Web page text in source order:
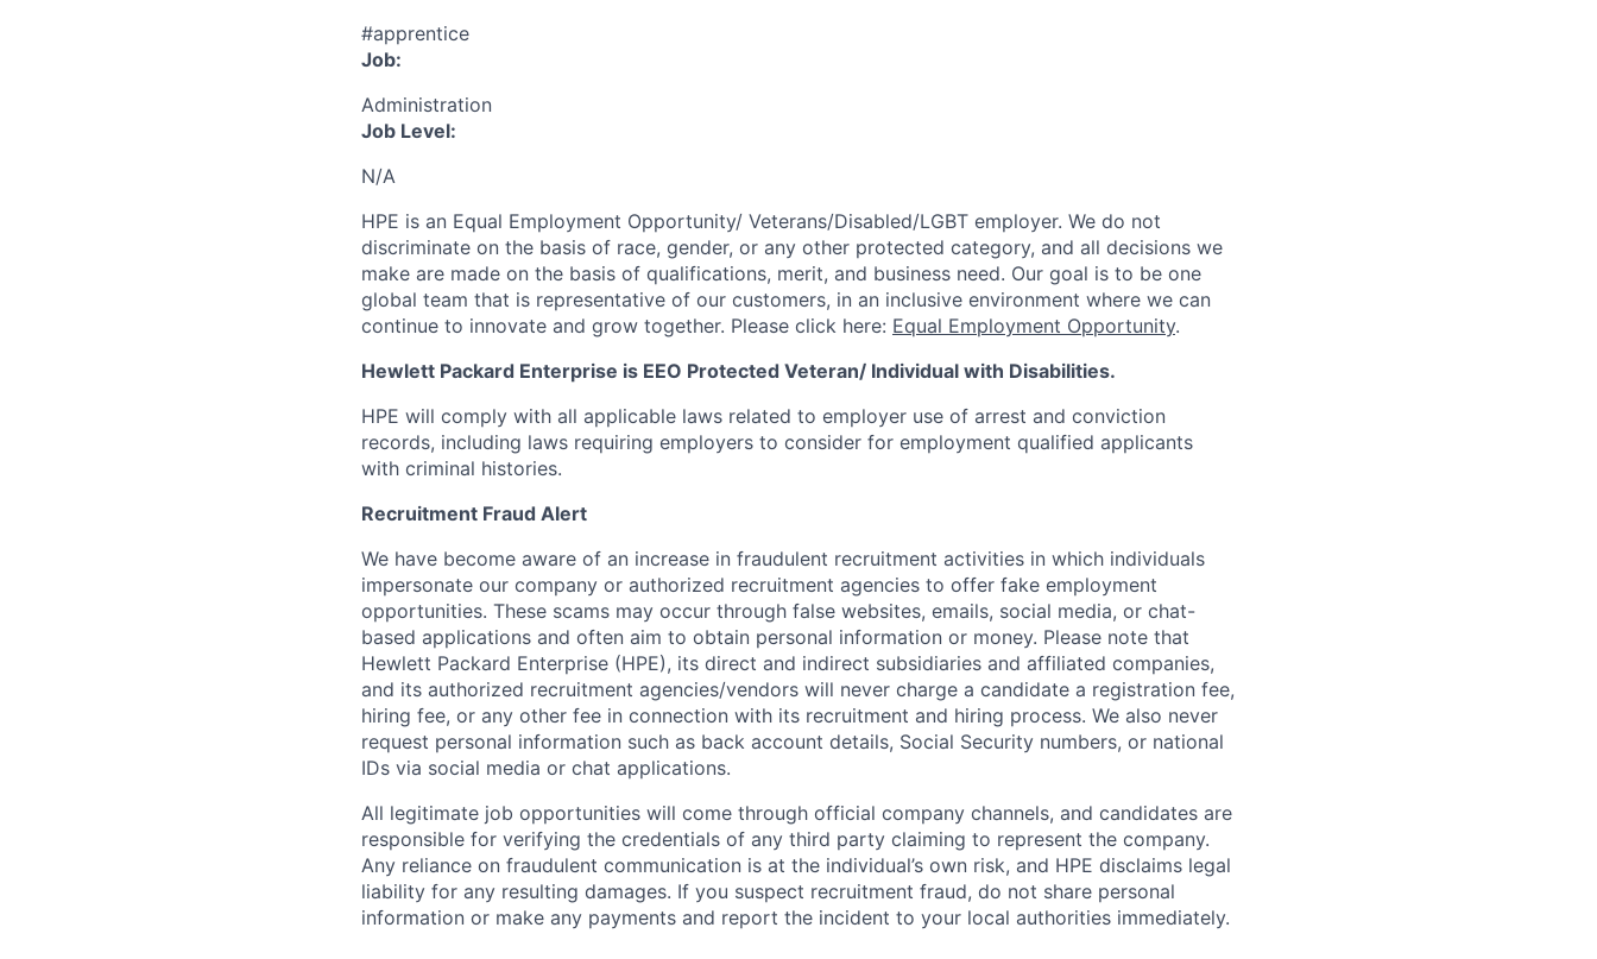
#apprentice
Job:
Administration
Job Level:
N/A
HPE is an Equal Employment Opportunity/ Veterans/Disabled/LGBT employer. We do not
discriminate on the basis of race, gender, or any other protected category, and all decisions we
make are made on the basis of qualifications, merit, and business need. Our goal is to be one
global team that is representative of our customers, in an inclusive environment where we can
continue to innovate and grow together. Please click here: Equal Employment Opportunity.
Hewlett Packard Enterprise is EEO Protected Veteran/ Individual with Disabilities.
HPE will comply with all applicable laws related to employer use of arrest and conviction
records, including laws requiring employers to consider for employment qualified applicants
with criminal histories.
Recruitment Fraud Alert
We have become aware of an increase in fraudulent recruitment activities in which individuals
impersonate our company or authorized recruitment agencies to offer fake employment
opportunities. These scams may occur through false websites, emails, social media, or chat-
based applications and often aim to obtain personal information or money. Please note that
Hewlett Packard Enterprise (HPE), its direct and indirect subsidiaries and affiliated companies,
and its authorized recruitment agencies/vendors will never charge a candidate a registration fee,
hiring fee, or any other fee in connection with its recruitment and hiring process. We also never
request personal information such as back account details, Social Security numbers, or national
IDs via social media or chat applications.
All legitimate job opportunities will come through official company channels, and candidates are
responsible for verifying the credentials of any third party claiming to represent the company.
Any reliance on fraudulent communication is at the individual’s own risk, and HPE disclaims legal
liability for any resulting damages. If you suspect recruitment fraud, do not share personal
information or make any payments and report the incident to your local authorities immediately.